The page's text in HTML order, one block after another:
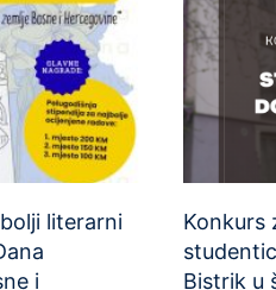
literarni
i
Konkurs
Bistrik u